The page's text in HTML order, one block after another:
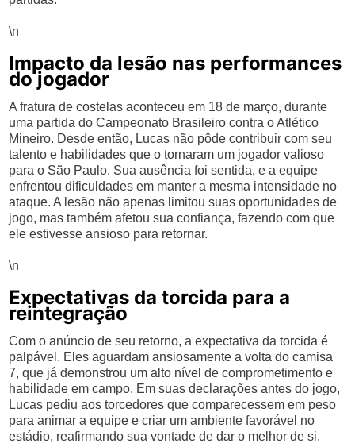
\n
Impacto da lesão nas performances
do jogador
A fratura de costelas aconteceu em 18 de março, durante
uma partida do Campeonato Brasileiro contra o Atlético
Mineiro. Desde então, Lucas não pôde contribuir com seu
talento e habilidades que o tornaram um jogador valioso
para o São Paulo. Sua ausência foi sentida, e a equipe
enfrentou dificuldades em manter a mesma intensidade no
ataque. A lesão não apenas limitou suas oportunidades de
jogo, mas também afetou sua confiança, fazendo com que
ele estivesse ansioso para retornar.
\n
Expectativas da torcida para a
reintegração
Com o anúncio de seu retorno, a expectativa da torcida é
palpável. Eles aguardam ansiosamente a volta do camisa
7, que já demonstrou um alto nível de comprometimento e
habilidade em campo. Em suas declarações antes do jogo,
Lucas pediu aos torcedores que comparecessem em peso
para animar a equipe e criar um ambiente favorável no
estádio, reafirmando sua vontade de dar o melhor de si.